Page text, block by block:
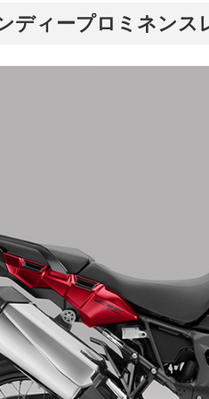
ディープロミネンス